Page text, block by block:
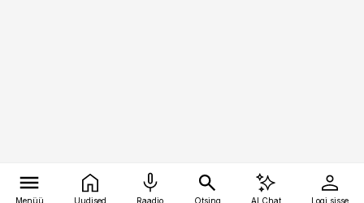
Menüü Uudised Raadio Otsing AI Chat Logi sisse